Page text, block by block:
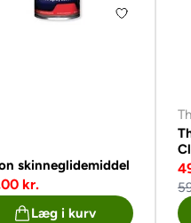
skinneglidemiddel
kr.
Læg i kurv